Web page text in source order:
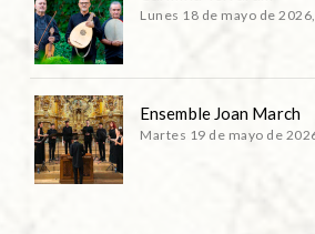
Lunes 18 de mayo de
Ensemble Joan March
Martes 19 de mayo de